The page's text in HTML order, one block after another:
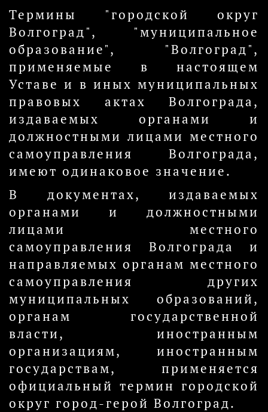
Термины "городской округ
Волгоград", "муниципальное
образование", "Волгоград",
применяемые в настоящем
Уставе и в иных муниципальных
правовых актах Волгограда,
издаваемых органами и
должностными лицами местного
самоуправления Волгограда,
имеют одинаковое значение.
В документах, издаваемых
органами и должностными
лицами местного
самоуправления Волгограда и
направляемых органам местного
самоуправления других
муниципальных образований,
органам государственной
власти, иностранным
организациям, иностранным
государствам, применяется
официальный термин городской
округ город-герой Волгоград.